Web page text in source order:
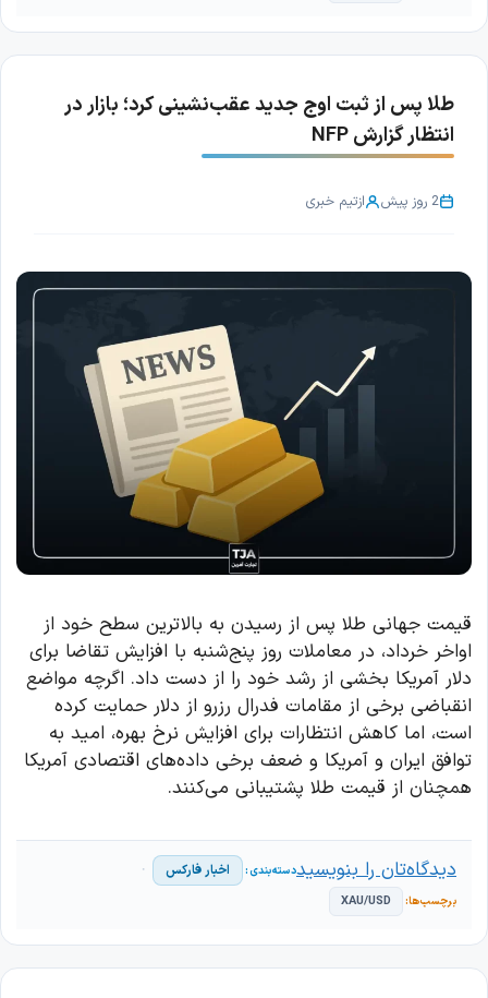
طلا پس از ثبت اوج جدید عقب‌نشینی کرد؛ بازار در
انتظار گزارش NFP
2 روز پیش ازتیم خبری
قیمت جهانی طلا پس از رسیدن به بالاترین سطح خود از
اواخر خرداد، در معاملات روز پنج‌شنبه با افزایش تقاضا برای
دلار آمریکا بخشی از رشد خود را از دست داد. اگرچه مواضع
انقباضی برخی از مقامات فدرال رزرو از دلار حمایت کرده
است، اما کاهش انتظارات برای افزایش نرخ بهره، امید به
توافق ایران و آمریکا و ضعف برخی داده‌های اقتصادی آمریکا
همچنان از قیمت طلا پشتیبانی می‌کنند.
اخبار فارکس
XAU/USD
دیدگاه‌تان را بنویسید